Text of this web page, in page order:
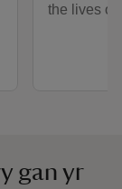
the lives of
gan yr